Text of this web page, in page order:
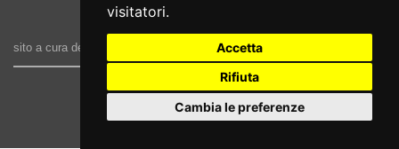
visitatori.
Accetta
Rifiuta
Cambia le preferenze
sito a cura dell' Ufficio stampa e comunicazione
realizzato da